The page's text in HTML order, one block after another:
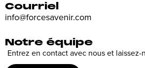
Courriel
info@forcesavenir.com
Notre équipe
Entrez en contact avec nous et laissez-